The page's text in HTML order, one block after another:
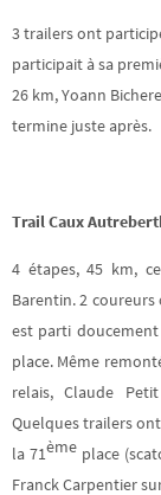
3 trailers ont
participait à sa
26 km, Yoann
termine juste après.
Trail Caux
4 étapes, 45 km,
Barentin. 2
est parti
place. Même
relais, Claude
Quelques trailers
la 71ème place
Franck Carpentier